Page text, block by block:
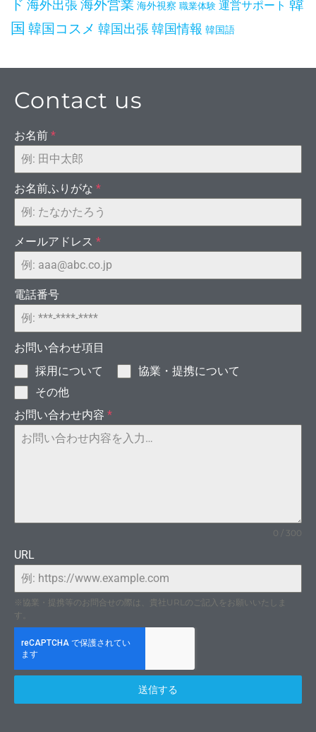
モン
ドの
ド 海外出張 海外営業 海外視察 職業体験 運営サポート 韓
国 韓国コスメ 韓国出張 韓国情報 韓国語
Contact us
お名前 *
お名前ふりがな *
メールアドレス *
電話番号
お問い合わせ項目
採用について
協業・提携について
その他
お問い合わせ内容 *
0 / 300
URL
※協業・提携等のお問合せの際は、貴社URLのご記入をお願いいたしま
す。
送信する